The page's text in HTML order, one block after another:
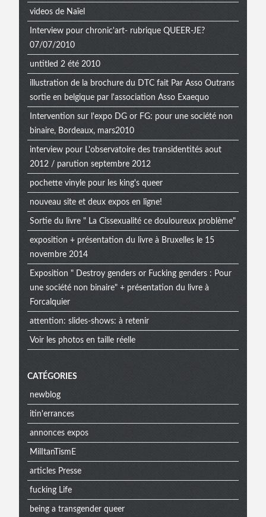
videos de Naïel
Interview pour chronic'art- rubrique QUEER-JE?
07/07/2010
untitled 2 été 2010
illustration de la brochure du DTC fait Par Asso Outrans
sortie en belgique par l'association Asso Exaequo
Intervention sur l'expo DG or FG: pour une société non
binaire, Bordeaux, mars2010
interview pour L'observatoire des transidentités aout
2012 / parution septembre 2012
pochette vinyle pour les king's queer
nouveau site et deux expos en ligne!
Sortie du livre " La Cissexualité ce douloureux problème"
exposition + présentation du livre à Bruxelles le 15
novembre 2014
Exposition " Destroy genders or Fucking genders : Pour
une société non binaire" + présentation du livre à
Forcalquier
attention: slides-shows: à retenir
Voir les photos en taille réelle
CATÉGORIES
newblog
itin'errances
annonces expos
MilItanTismE
articles Presse
fucking Life
being a transgender queer